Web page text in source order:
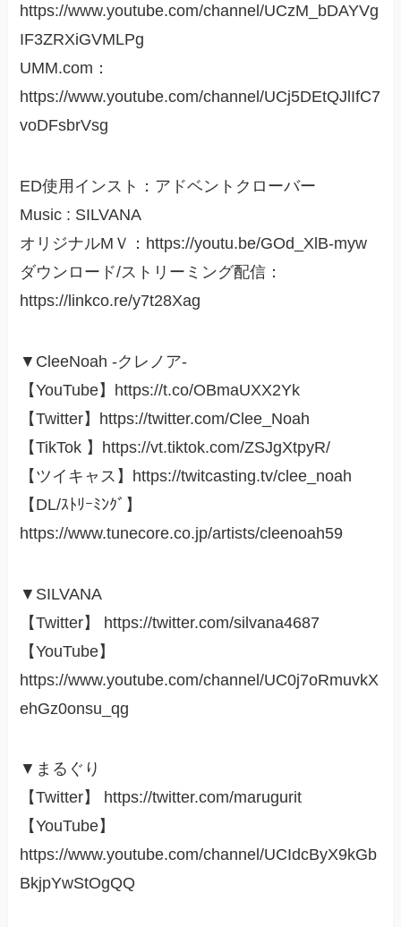
https://www.youtube.com/channel/UCzM_bDAYVg
IF3ZRXiGVMLPg
UMM.com：
https://www.youtube.com/channel/UCj5DEtQJlIfC7
voDFsbrVsg
ED使用インスト：アドベントクローバー
Music : SILVANA
オリジナルMＶ：https://youtu.be/GOd_XlB-myw
ダウンロード/ストリーミング配信：
https://linkco.re/y7t28Xag
▼CleeNoah -クレノア-
【YouTube】https://t.co/OBmaUXX2Yk
【Twitter】https://twitter.com/Clee_Noah
【TikTok 】https://vt.tiktok.com/ZSJgXtpyR/
【ツイキャス】https://twitcasting.tv/clee_noah
【DL/ｽﾄﾘｰﾐﾝｸﾞ】
https://www.tunecore.co.jp/artists/cleenoah59
▼SILVANA
【Twitter】 https://twitter.com/silvana4687
【YouTube】
https://www.youtube.com/channel/UC0j7oRmuvkX
ehGz0onsu_qg
▼まるぐり
【Twitter】 https://twitter.com/marugurit
【YouTube】
https://www.youtube.com/channel/UCIdcByX9kGb
BkjpYwStOgQQ